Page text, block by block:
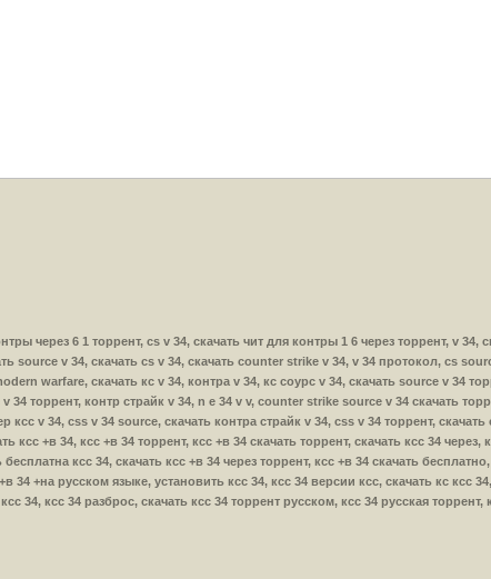
через 6 1 торрент, cs v 34, скачать чит для контры 1 6 через торрент, v 34,
source v 34, скачать cs v 34, скачать counter strike v 34, v 34 протокол, cs
warfare, скачать кс v 34, контра v 34, кс соурс v 34, скачать source v 34
торрент, контр страйк v 34, n e 34 v v, counter strike source v 34 скачать
ксс v 34, css v 34 source, скачать контра страйк v 34, css v 34 торрент,
ксс +в 34, ксс +в 34 торрент, ксс +в 34 скачать торрент, скачать ксс 34
ксс 34, скачать ксс +в 34 через торрент, ксс +в 34 скачать
34 +на русском языке, установить ксс 34, ксс 34 версии ксс, скачать кс ксс
34, ксс 34 разброс, скачать ксс 34 торрент русском, ксс 34 русская